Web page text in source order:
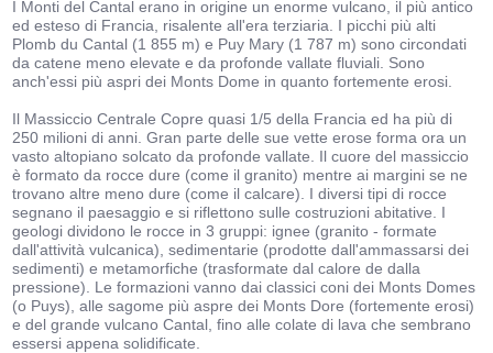
I Monti del Cantal erano in origine un enorme vulcano, il più antico
ed esteso di Francia, risalente all'era terziaria. I picchi più alti
Plomb du Cantal (1 855 m) e Puy Mary (1 787 m) sono circondati
da catene meno elevate e da profonde vallate fluviali. Sono
anch'essi più aspri dei Monts Dome in quanto fortemente erosi.
Il Massiccio Centrale Copre quasi 1/5 della Francia ed ha più di
250 milioni di anni. Gran parte delle sue vette erose forma ora un
vasto altopiano solcato da profonde vallate. Il cuore del massiccio
è formato da rocce dure (come il granito) mentre ai margini se ne
trovano altre meno dure (come il calcare). I diversi tipi di rocce
segnano il paesaggio e si riflettono sulle costruzioni abitative. I
geologi dividono le rocce in 3 gruppi: ignee (granito - formate
dall'attività vulcanica), sedimentarie (prodotte dall'ammassarsi dei
sedimenti) e metamorfiche (trasformate dal calore de dalla
pressione). Le formazioni vanno dai classici coni dei Monts Domes
(o Puys), alle sagome più aspre dei Monts Dore (fortemente erosi)
e del grande vulcano Cantal, fino alle colate di lava che sembrano
essersi appena solidificate.